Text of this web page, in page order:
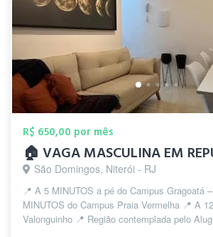
R$ 650,00 por mês
São Domingos, Niterói - RJ
📍 A 5 MINUTOS a pé do Campus Gragoatá
MINUTOS do Campus Praia Vermelha 📍 A
Valonguinho 📍 Região contemplada pelo